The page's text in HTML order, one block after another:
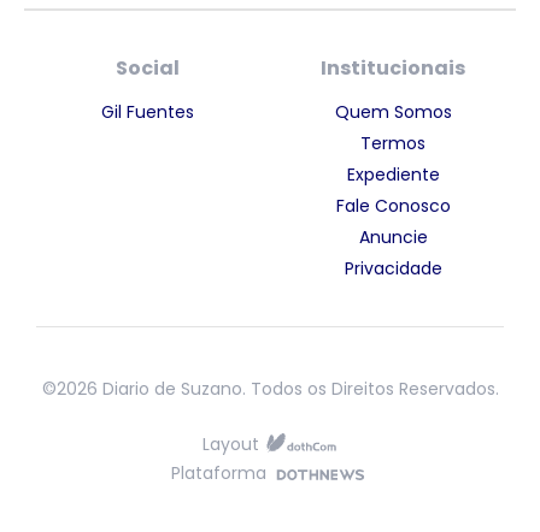
Social
Gil Fuentes
Institucionais
Quem Somos
Termos
Expediente
Fale Conosco
Anuncie
Privacidade
©2026 Diario de Suzano. Todos os Direitos Reservados.
Layout
Plataforma